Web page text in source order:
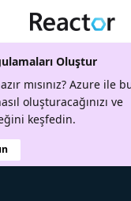
Oluştur
mısınız? Azure ile
oluşturacağınızı ve
keşfedin.